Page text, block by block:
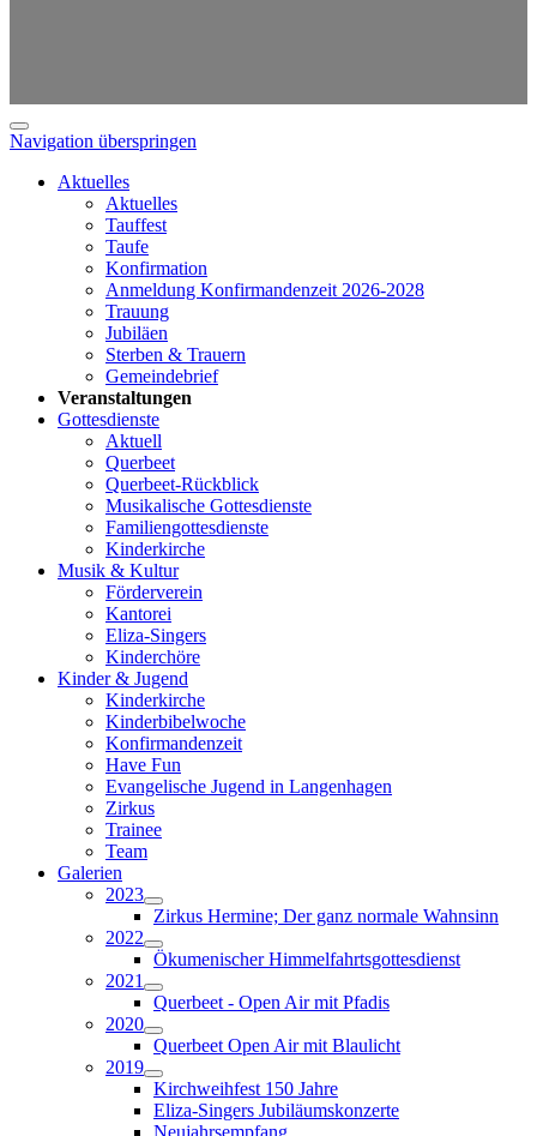
Navigation überspringen
Aktuelles
Aktuelles
Tauffest
Taufe
Konfirmation
Anmeldung Konfirmandenzeit 2026-2028
Trauung
Jubiläen
Sterben & Trauern
Gemeindebrief
Veranstaltungen
Gottesdienste
Aktuell
Querbeet
Querbeet-Rückblick
Musikalische Gottesdienste
Familiengottesdienste
Kinderkirche
Musik & Kultur
Förderverein
Kantorei
Eliza-Singers
Kinderchöre
Kinder & Jugend
Kinderkirche
Kinderbibelwoche
Konfirmandenzeit
Have Fun
Evangelische Jugend in Langenhagen
Zirkus
Trainee
Team
Galerien
2023
Zirkus Hermine; Der ganz normale Wahnsinn
2022
Ökumenischer Himmelfahrtsgottesdienst
2021
Querbeet - Open Air mit Pfadis
2020
Querbeet Open Air mit Blaulicht
2019
Kirchweihfest 150 Jahre
Eliza-Singers Jubiläumskonzerte
Neujahrsempfang